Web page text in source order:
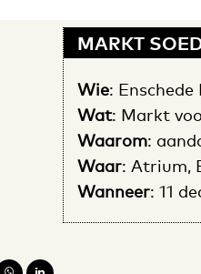
MARKT
Wie:
Wat: Markt
Waarom:
Waar: Atrium,
Wanneer: 11